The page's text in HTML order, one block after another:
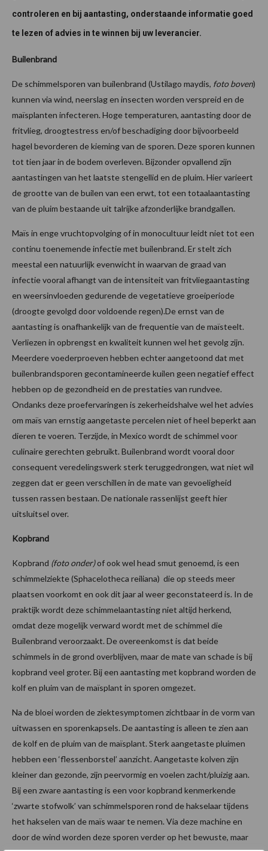
controleren en bij aantasting, onderstaande informatie goed
te lezen of advies in te winnen bij uw leverancier.
Builenbrand
De schimmelsporen van builenbrand (Ustilago maydis, foto boven)
kunnen via wind, neerslag en insecten worden verspreid en de
maïsplanten infecteren. Hoge temperaturen, aantasting door de
fritvlieg, droogtestress en/of beschadiging door bijvoorbeeld
hagel bevorderen de kieming van de sporen. Deze sporen kunnen
tot tien jaar in de bodem overleven. Bijzonder opvallend zijn
aantastingen van het laatste stengellid en de pluim. Hier varieert
de grootte van de builen van een erwt, tot een totaalaantasting
van de pluim bestaande uit talrijke afzonderlijke brandgallen.
Maïs in enge vruchtopvolging of in monocultuur leidt niet tot een
continu toenemende infectie met builenbrand. Er stelt zich
meestal een natuurlijk evenwicht in waarvan de graad van
infectie vooral afhangt van de intensiteit van fritvliegaantasting
en weersinvloeden gedurende de vegetatieve groeiperiode
(droogte gevolgd door voldoende regen).De ernst van de
aantasting is onafhankelijk van de frequentie van de maïsteelt.
Verliezen in opbrengst en kwaliteit kunnen wel het gevolg zijn.
Meerdere voederproeven hebben echter aangetoond dat met
builenbrandsporen gecontamineerde kuilen geen negatief effect
hebben op de gezondheid en de prestaties van rundvee.
Ondanks deze proefervaringen is zekerheidshalve wel het advies
om maïs van ernstig aangetaste percelen niet of heel beperkt aan
dieren te voeren. Terzijde, in Mexico wordt de schimmel voor
culinaire gerechten gebruikt. Builenbrand wordt vooral door
consequent veredelingswerk sterk teruggedrongen, wat niet wil
zeggen dat er geen verschillen in de mate van gevoeligheid
tussen rassen bestaan. De nationale rassenlijst geeft hier
uitsluitsel over.
Kopbrand
Kopbrand (foto onder)of ook wel head smut genoemd, is een
schimmelziekte (Sphacelotheca reiliana) die op steeds meer
plaatsen voorkomt en ook dit jaar al weer geconstateerd is. In de
praktijk wordt deze schimmelaantasting niet altijd herkend,
omdat deze mogelijk verward wordt met de schimmel die
Builenbrand veroorzaakt. De overeenkomst is dat beide
schimmels in de grond overblijven, maar de mate van schade is bij
kopbrand veel groter. Bij een aantasting met kopbrand worden de
kolf en pluim van de maïsplant in sporen omgezet.
Na de bloei worden de ziektesymptomen zichtbaar in de vorm van
uitwassen en sporenkapsels. De aantasting is alleen te zien aan
de kolf en de pluim van de maïsplant. Sterk aangetaste pluimen
hebben een ‘flessenborstel’ aanzicht. Aangetaste kolven zijn
kleiner dan gezonde, zijn peervormig en voelen zacht/pluizig aan.
Bij een zware aantasting is een voor kopbrand kenmerkende
‘zwarte stofwolk’ van schimmelsporen rond de hakselaar tijdens
het hakselen van de maïs waar te nemen. Via deze machine en
door de wind worden deze sporen verder op het bewuste, maar